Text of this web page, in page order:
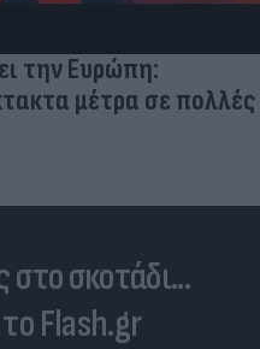
στο σκοτάδι...
Flash.gr